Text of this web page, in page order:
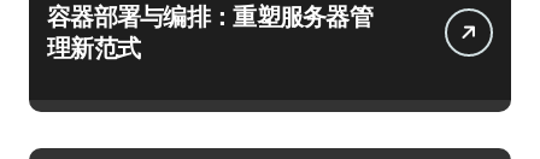
容器部署与编排：重塑服务器管
理新范式